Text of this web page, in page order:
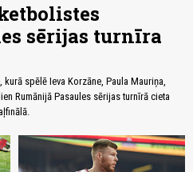
sērijas turnīra
spēlē Ieva Korzāne, Paula Mauriņa,
Rumānijā Pasaules sērijas turnīrā cieta